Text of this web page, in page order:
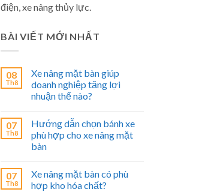
điện, xe nâng thủy lực.
BÀI VIẾT MỚI NHẤT
08
Th8
Xe nâng mặt bàn giúp
doanh nghiệp tăng lợi
nhuận thế nào?
07
Th8
Hướng dẫn chọn bánh xe
phù hợp cho xe nâng mặt
bàn
07
Th8
Xe nâng mặt bàn có phù
hợp kho hóa chất?